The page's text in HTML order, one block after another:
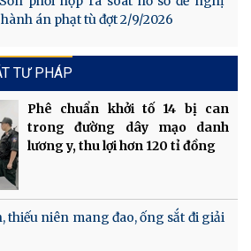
án phạt tù đợt 2/9/2026
TƯ PHÁP
Phê chuẩn khởi tố 14 bị can
trong đường dây mạo danh
lương y, thu lợi hơn 120 tỉ đồng
thiếu niên mang đao, ống sắt đi giải